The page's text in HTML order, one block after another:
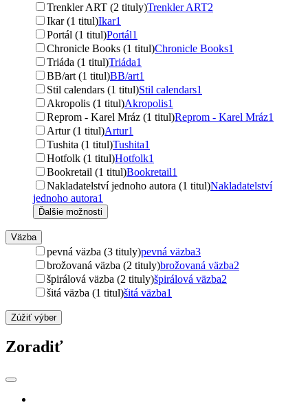
Trenkler ART (2 tituly)Trenkler ART2
Ikar (1 titul)Ikar1
Portál (1 titul)Portál1
Chronicle Books (1 titul)Chronicle Books1
Triáda (1 titul)Triáda1
BB/art (1 titul)BB/art1
Stil calendars (1 titul)Stil calendars1
Akropolis (1 titul)Akropolis1
Reprom - Karel Mráz (1 titul)Reprom - Karel Mráz1
Artur (1 titul)Artur1
Tushita (1 titul)Tushita1
Hotfolk (1 titul)Hotfolk1
Bookretail (1 titul)Bookretail1
Nakladatelství jednoho autora (1 titul)Nakladatelství
jednoho autora1
Ďalšie možnosti
Väzba
pevná väzba (3 tituly)pevná väzba3
brožovaná väzba (2 tituly)brožovaná väzba2
špirálová väzba (2 tituly)špirálová väzba2
šitá väzba (1 titul)šitá väzba1
Zúžiť výber
Zoradiť